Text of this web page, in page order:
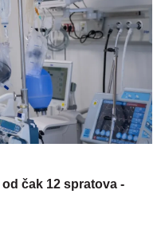
čak 12 spratova -